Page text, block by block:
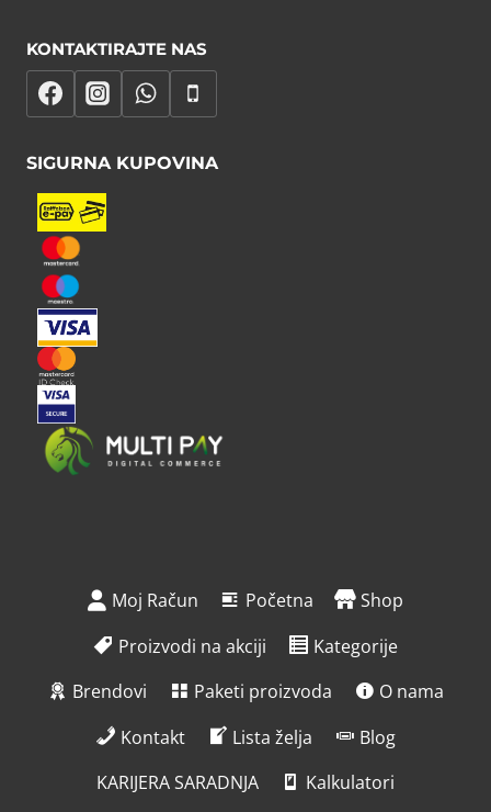
KONTAKTIRAJTE NAS
SIGURNA KUPOVINA
Moj Račun Početna
Shop
Proizvodi na akciji
Kategorije
Brendovi
Paketi proizvoda
O nama
Kontakt
Lista želja
Blog
KARIJERA SARADNJA
Kalkulatori